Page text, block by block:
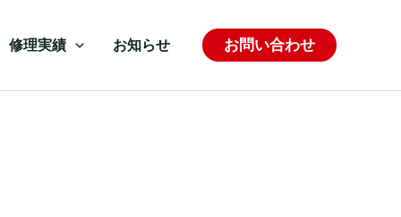
修理実績 お知らせ お問い合わせ